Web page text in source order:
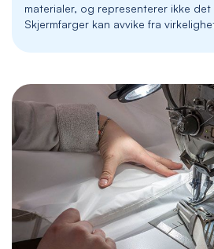
materialer, og representerer ikke
Skjermfarger kan avvike fra